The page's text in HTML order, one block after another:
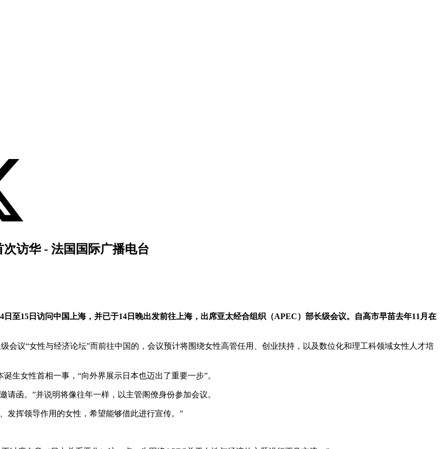
访华 - 法国国际广播电台
至15日访问中国上海，并已于14日晚出发前往上海，出席亚太经合组织（APEC）部长级会议。自高市早苗去年11月在
会议“女性与经济论坛”而前往中国的，会议预计将围绕女性高管任用、创业扶持，以及数位化和理工科领域女性人才培
生女性首相一事，“向外界展示日本也迈出了重要一步”。
函。”并说明将像往年一样，以主管阁僚身份参加会议。
发挥领导作用的女性，希望能够借此进行宣传。”